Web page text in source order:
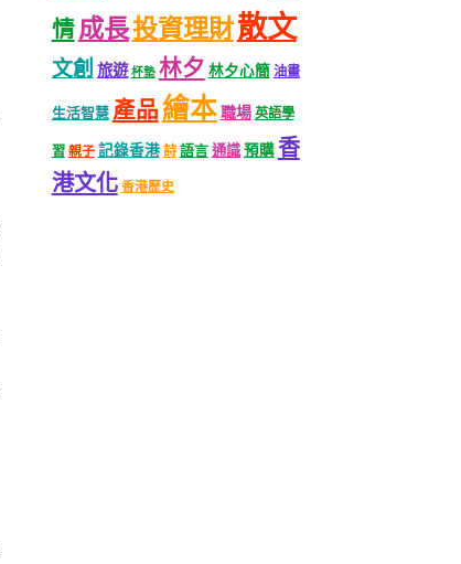
情成長投資理財散文
文創 旅遊 杯墊 林夕 林夕心簡 油畫
生活智慧 產品繪本職場 英語學
習 親子 記錄香港 詩 語言通識預購香
港文化 香港歷史